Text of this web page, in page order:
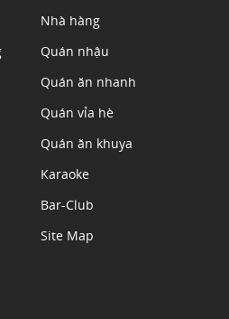
Nhà hàng
Quán nhậu
Quán ăn nhanh
Quán vỉa hè
Quán ăn khuya
Karaoke
Bar-Club
Site Map